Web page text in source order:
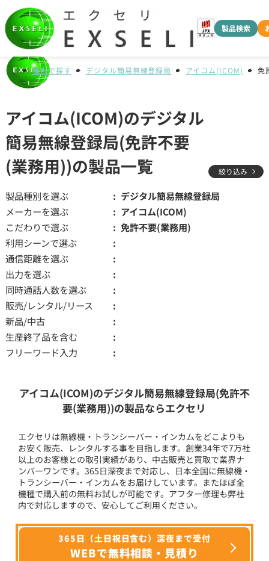
製品検索
種別で探す デジタル簡易無線登録局 アイコム(ICOM) 免
アイコム(ICOM)のデジタル
簡易無線登録局(免許不要
(業務用))の製品一覧
絞り込み
製品種別を選ぶ
デジタル簡易無線登録局
メーカーを選ぶ
アイコム(ICOM)
こだわりで選ぶ
免許不要(業務用)
利用シーンで選ぶ
通信距離を選ぶ
出力を選ぶ
同時通話人数を選ぶ
販売/レンタル/リース
新品/中古
生産終了品を含む
フリーワード入力
アイコム(ICOM)のデジタル簡易無線登録局(免許不
要(業務用))の製品ならエクセリ
エクセリは無線機・トランシーバー・インカムをどこよりも
お安く販売、レンタルする事を目指します。創業34年で7万社
以上のお客様との取引実績があり、中古販売と買取で業界ナ
ンバーワンです。365日深夜まで対応し、日本全国に無線機・
トランシーバー・インカムをお届けしています。またほぼ全
機種で購入前の無料お試しが可能です。アフター修理も弊社
内で対応しますので、安心してご利用ください。
365日（土日祝日含む）深夜まで受付
WEBで無料相談・見積り